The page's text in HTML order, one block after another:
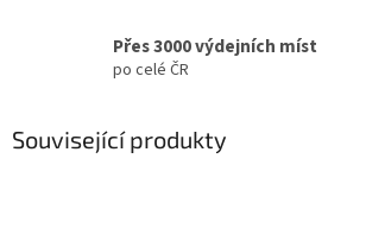
Přes 3000 výdejních míst
po celé ČR
Související produkty